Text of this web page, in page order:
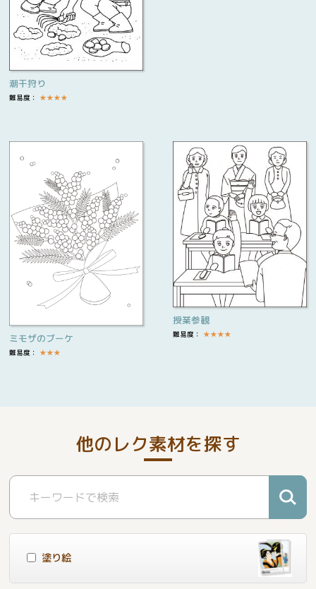
潮干狩り
難易度： ★★★★
ミモザのブーケ
難易度： ★★★
授業参観
難易度： ★★★★
他のレク素材を探す
塗り絵